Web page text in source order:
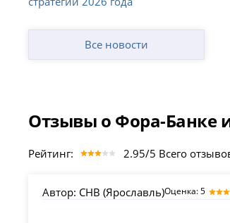
Все новости
Отзывы о Фора-Банке
Рейтинг: 2.95/5 Всего
Автор: СНВ (Ярославль)Оценка: 5